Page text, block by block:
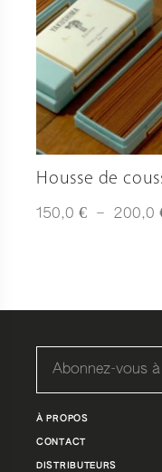
Housse de
150,0 € – 200,0
À PROPOS
CONTACT
DISTRIBUTEURS